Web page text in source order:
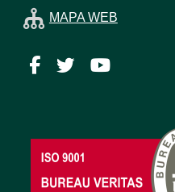
MAPA WEB
Facebook
TwitterYouTube